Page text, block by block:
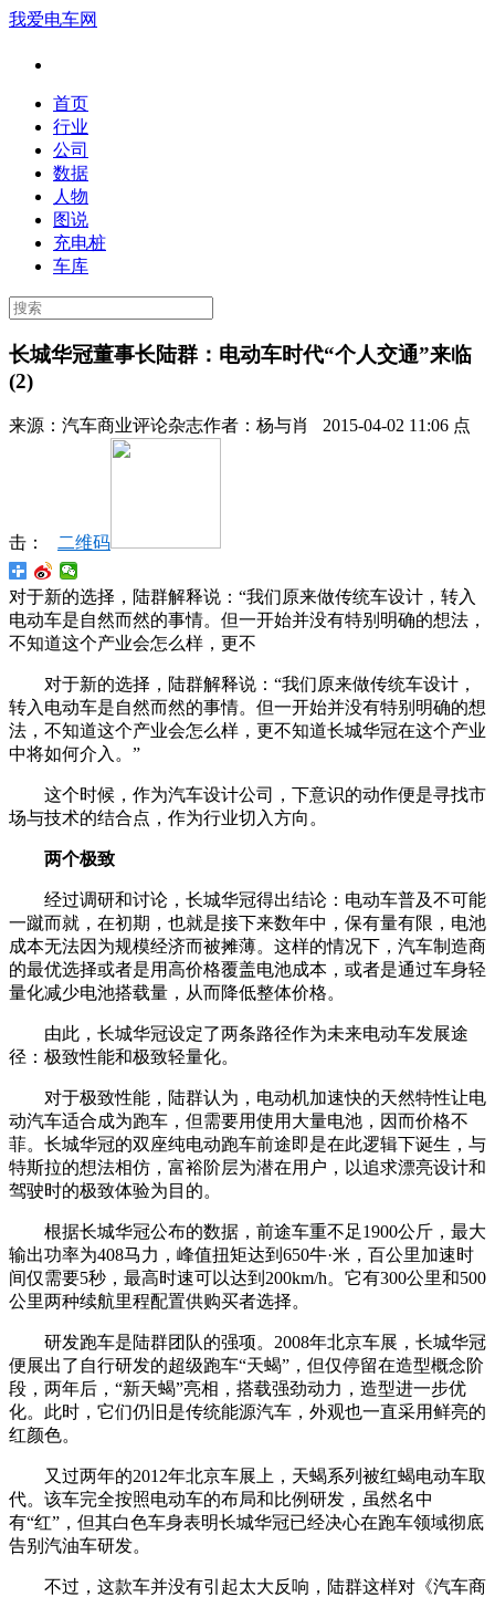
我爱电车网
首页
行业
公司
数据
人物
图说
充电桩
车库
长城华冠董事长陆群：电动车时代“个人交通”来临
(2)
来源： 汽车商业评论杂志作者： 杨与肖 2015-04-02 11:06 点
击： 二维码
对于新的选择，陆群解释说：“我们原来做传统车设计，转入
电动车是自然而然的事情。但一开始并没有特别明确的想法，
不知道这个产业会怎么样，更不
对于新的选择，陆群解释说：“我们原来做传统车设计，
转入电动车是自然而然的事情。但一开始并没有特别明确的想
法，不知道这个产业会怎么样，更不知道长城华冠在这个产业
中将如何介入。”
这个时候，作为汽车设计公司，下意识的动作便是寻找市
场与技术的结合点，作为行业切入方向。
两个极致
经过调研和讨论，长城华冠得出结论：电动车普及不可能
一蹴而就，在初期，也就是接下来数年中，保有量有限，电池
成本无法因为规模经济而被摊薄。这样的情况下，汽车制造商
的最优选择或者是用高价格覆盖电池成本，或者是通过车身轻
量化减少电池搭载量，从而降低整体价格。
由此，长城华冠设定了两条路径作为未来电动车发展途
径：极致性能和极致轻量化。
对于极致性能，陆群认为，电动机加速快的天然特性让电
动汽车适合成为跑车，但需要用使用大量电池，因而价格不
菲。长城华冠的双座纯电动跑车前途即是在此逻辑下诞生，与
特斯拉的想法相仿，富裕阶层为潜在用户，以追求漂亮设计和
驾驶时的极致体验为目的。
根据长城华冠公布的数据，前途车重不足1900公斤，最大
输出功率为408马力，峰值扭矩达到650牛·米，百公里加速时
间仅需要5秒，最高时速可以达到200km/h。它有300公里和500
公里两种续航里程配置供购买者选择。
研发跑车是陆群团队的强项。2008年北京车展，长城华冠
便展出了自行研发的超级跑车“天蝎”，但仅停留在造型概念阶
段，两年后，“新天蝎”亮相，搭载强劲动力，造型进一步优
化。此时，它们仍旧是传统能源汽车，外观也一直采用鲜亮的
红颜色。
又过两年的2012年北京车展上，天蝎系列被红蝎电动车取
代。该车完全按照电动车的布局和比例研发，虽然名中
有“红”，但其白色车身表明长城华冠已经决心在跑车领域彻底
告别汽油车研发。
不过，这款车并没有引起太大反响，陆群这样对《汽车商